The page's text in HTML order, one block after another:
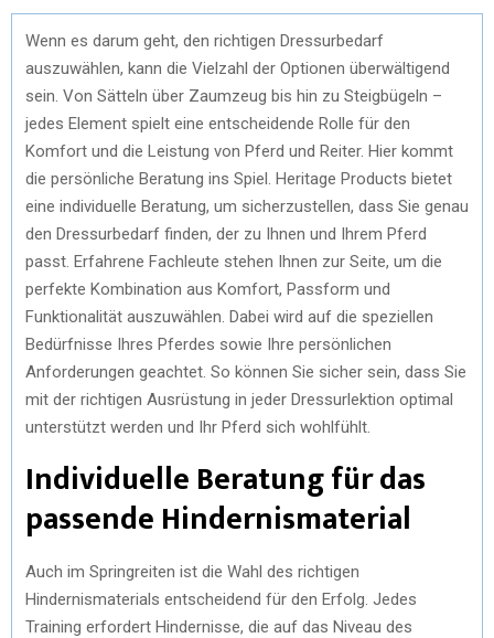
Wenn es darum geht, den richtigen Dressurbedarf
auszuwählen, kann die Vielzahl der Optionen überwältigend
sein. Von Sätteln über Zaumzeug bis hin zu Steigbügeln –
jedes Element spielt eine entscheidende Rolle für den
Komfort und die Leistung von Pferd und Reiter. Hier kommt
die persönliche Beratung ins Spiel. Heritage Products bietet
eine individuelle Beratung, um sicherzustellen, dass Sie genau
den Dressurbedarf finden, der zu Ihnen und Ihrem Pferd
passt. Erfahrene Fachleute stehen Ihnen zur Seite, um die
perfekte Kombination aus Komfort, Passform und
Funktionalität auszuwählen. Dabei wird auf die speziellen
Bedürfnisse Ihres Pferdes sowie Ihre persönlichen
Anforderungen geachtet. So können Sie sicher sein, dass Sie
mit der richtigen Ausrüstung in jeder Dressurlektion optimal
unterstützt werden und Ihr Pferd sich wohlfühlt.
Individuelle Beratung für das
passende Hindernismaterial
Auch im Springreiten ist die Wahl des richtigen
Hindernismaterials entscheidend für den Erfolg. Jedes
Training erfordert Hindernisse, die auf das Niveau des